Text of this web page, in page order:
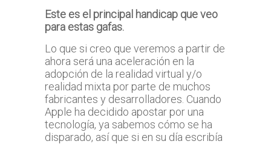
Este es el principal handicap que veo
para estas gafas.
Lo que si creo que veremos a partir de
ahora será una aceleración en la
adopción de la realidad virtual y/o
realidad mixta por parte de muchos
fabricantes y desarrolladores. Cuando
Apple ha decidido apostar por una
tecnología, ya sabemos cómo se ha
disparado, así que si en su día escribía